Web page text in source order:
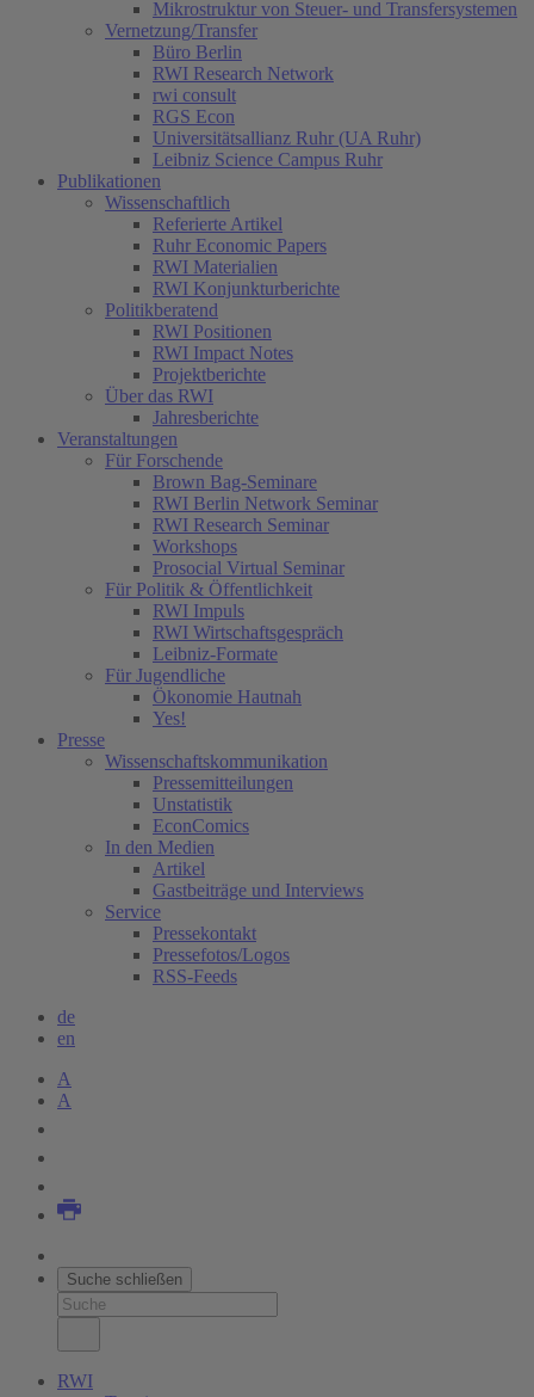
Mikrostruktur von Steuer- und Transfersystemen
Vernetzung/Transfer
Büro Berlin
RWI Research Network
rwi consult
RGS Econ
Universitätsallianz Ruhr (UA Ruhr)
Leibniz Science Campus Ruhr
Publikationen
Wissenschaftlich
Referierte Artikel
Ruhr Economic Papers
RWI Materialien
RWI Konjunkturberichte
Politikberatend
RWI Positionen
RWI Impact Notes
Projektberichte
Über das RWI
Jahresberichte
Veranstaltungen
Für Forschende
Brown Bag-Seminare
RWI Berlin Network Seminar
RWI Research Seminar
Workshops
Prosocial Virtual Seminar
Für Politik & Öffentlichkeit
RWI Impuls
RWI Wirtschaftsgespräch
Leibniz-Formate
Für Jugendliche
Ökonomie Hautnah
Yes!
Presse
Wissenschaftskommunikation
Pressemitteilungen
Unstatistik
EconComics
In den Medien
Artikel
Gastbeiträge und Interviews
Service
Pressekontakt
Pressefotos/Logos
RSS-Feeds
de
en
A
A
Suche schließen
RWI